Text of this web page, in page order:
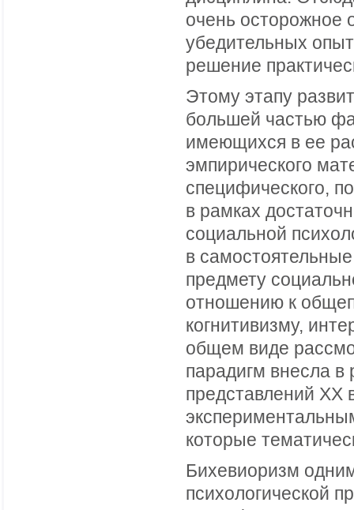
очень
убедительных
решение
Этому этапу
большей частью
имеющихся в ее
эмпирического
специфического,
в рамках
социальной
в
предмету
отношению к
когнитивизму,
общем виде
парадигм внесла в
представлений XX
которые
Бихевиоризм
психологической